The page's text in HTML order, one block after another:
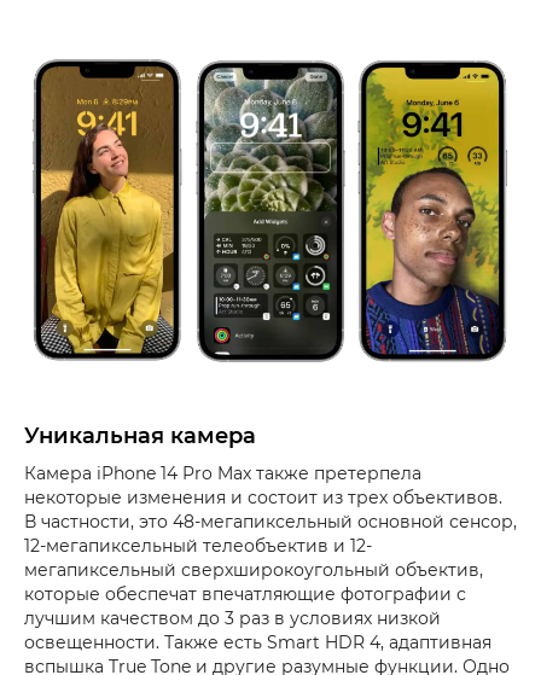
Уникальная камера
Камера iPhone 14 Pro Max также претерпела
некоторые изменения и состоит из трех объективов.
В частности, это 48-мегапиксельный основной сенсор,
12-мегапиксельный телеобъектив и 12-
мегапиксельный сверхширокоугольный объектив,
которые обеспечат впечатляющие фотографии с
лучшим качеством до 3 раз в условиях низкой
освещенности. Также есть Smart HDR 4, адаптивная
вспышка True Tone и другие разумные функции. Одно